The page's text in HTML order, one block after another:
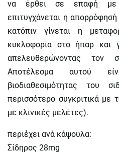
να έρθει σε επαφή με
επιτυγχάνεται η
κατόπιν γίνεται η
κυκλοφορία στο ήπαρ και
απελευθερώνοντας τον
Αποτέλεσμα αυτού
βιοδιαθεσιμότητας του
περισσότερο συγκριτικά με
με κλινικές μελέτες).
περιέχει ανά κάψουλα:
Σίδηρος 28mg